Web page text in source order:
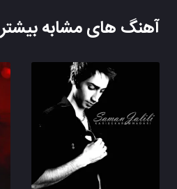
آهنگ های مشابه بیشتر